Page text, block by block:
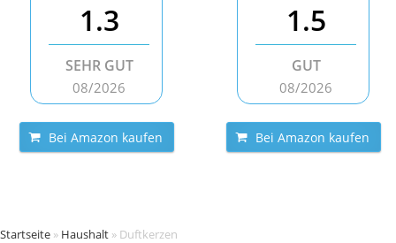
1.3
SEHR GUT
08/2026
Bei Amazon kaufen
1.5
GUT
08/2026
Bei Amazon kaufen
Startseite » Haushalt » Duftkerzen